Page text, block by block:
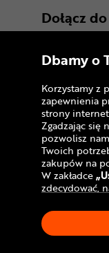
Dołącz
Copyright ©
Polityka
serwisu
Informacja o
Mapa witryny
Dbamy o
Korzystamy z
zapewnienia
strony
Zgadzając się
pozwolisz
Twoich
zakupów na
W zakładce
zdecydować,
Klikając
stosowanie
Twojej
W dowolnym